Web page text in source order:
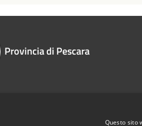
Provincia di Pescara
Questo sito